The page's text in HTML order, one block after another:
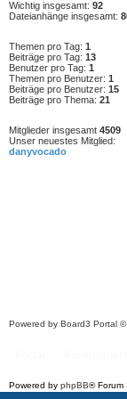
Wichtig insgesamt: 92
Dateianhänge insgesamt:
Themen pro Tag: 1
Beiträge pro Tag: 13
Benutzer pro Tag: 1
Themen pro Benutzer: 1
Beiträge pro Benutzer: 15
Beiträge pro Thema: 21
Mitglieder insgesamt 4509
Unser neuestes Mitglied:
danyvocado
Powered by Board3 Portal ©
Powered by phpBB® Forum